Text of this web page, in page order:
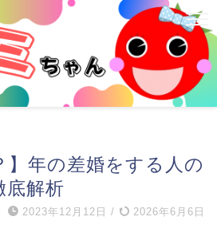
】年の差婚をする人の
底解析
2023年12月12日 / 2026年6月6日